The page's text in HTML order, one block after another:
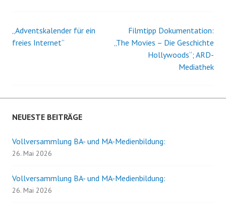
Beitrags-
„Adventskalender für ein
freies Internet“
Filmtipp Dokumentation:
„The Movies – Die Geschichte
Hollywoods“; ARD-
Mediathek
NEUESTE BEITRÄGE
Vollversammlung BA- und MA-Medienbildung:
26. Mai 2026
Vollversammlung BA- und MA-Medienbildung:
26. Mai 2026